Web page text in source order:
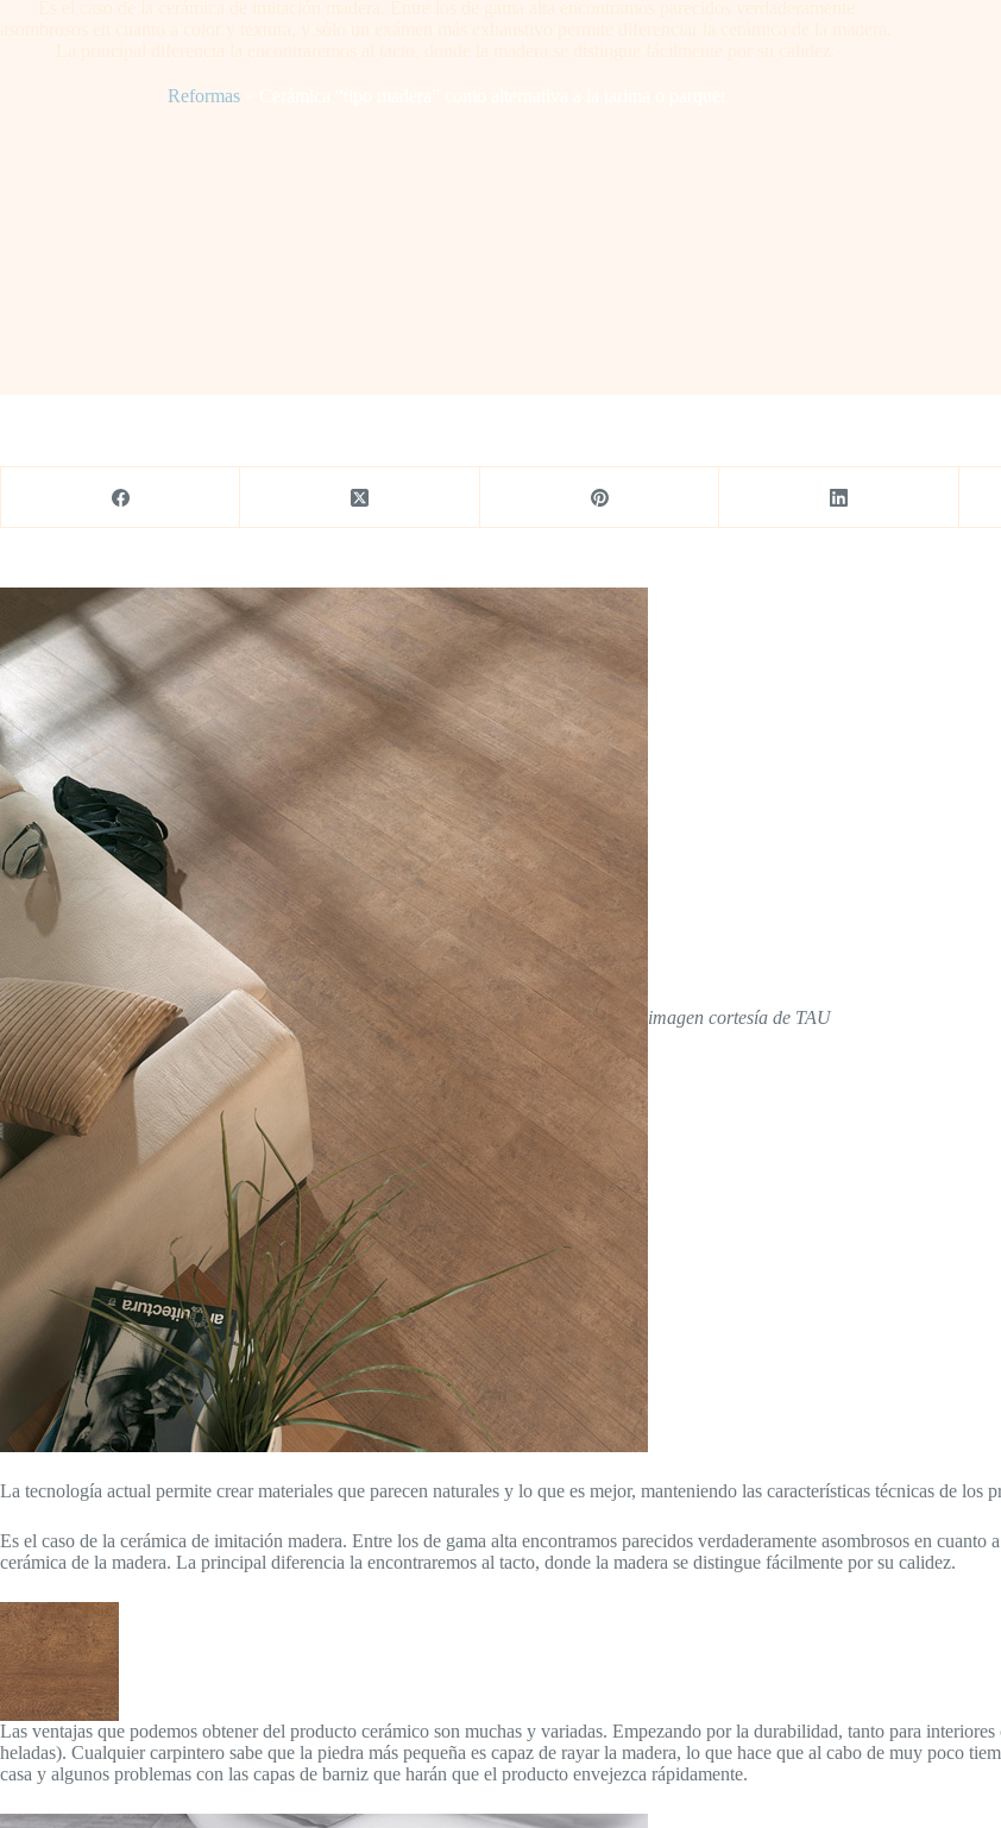
Reformas»
imagen cortesía de TAU
La tecnología actual permite crear materiales que parecen naturales y lo que es mejor, manteniendo las características técnicas de los
Es el caso de la cerámica de imitación madera. Entre los de gama alta encontramos parecidos verdaderamente asombrosos en
cerámica de la madera. La principal diferencia la encontraremos al tacto, donde la madera se distingue fácilmente por su calidez.
Las ventajas que podemos obtener del producto cerámico son muchas y variadas. Empezando por la durabilidad, tanto para
heladas). Cualquier carpintero sabe que la piedra más pequeña es capaz de rayar la madera, lo que hace que al cabo de muy poco
casa y algunos problemas con las capas de barniz que harán que el producto envejezca rápidamente.